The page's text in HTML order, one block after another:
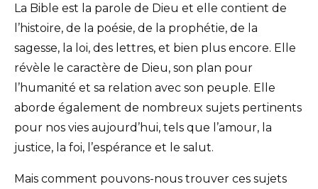
La Bible est la parole de Dieu et elle contient de
l’histoire, de la poésie, de la prophétie, de la
sagesse, la loi, des lettres, et bien plus encore. Elle
révèle le caractère de Dieu, son plan pour
l’humanité et sa relation avec son peuple. Elle
aborde également de nombreux sujets pertinents
pour nos vies aujourd’hui, tels que l’amour, la
justice, la foi, l’espérance et le salut.
Mais comment pouvons-nous trouver ces sujets